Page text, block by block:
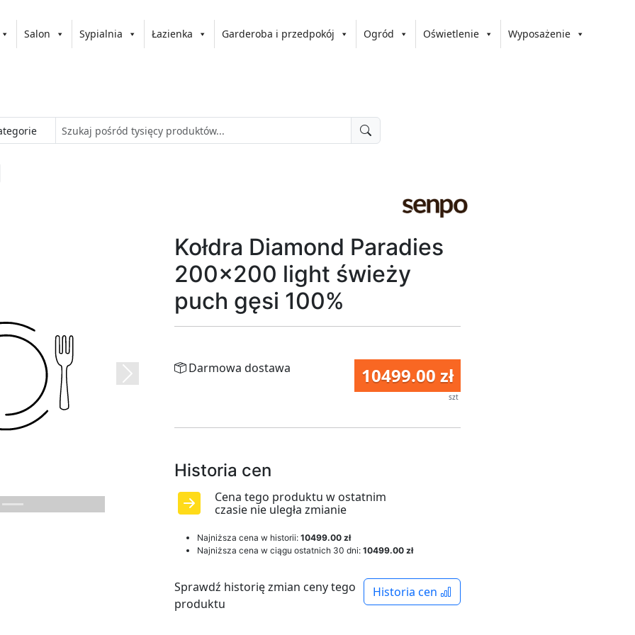
Salon Sypialnia Łazienka Garderoba i przedpokój Ogród Oświetlenie Wyposażenie
Next
Kołdra Diamond Paradies
200x200 light świeży
puch gęsi 100%
10499.00 zł
szt
Darmowa dostawa
Historia cen
Cena tego produktu w ostatnim
czasie nie uległa zmianie
Najniższa cena w historii: 10499.00 zł
Najniższa cena w ciągu ostatnich 30 dni: 10499.00 zł
Historia cen
Sprawdź historię zmian ceny tego
produktu